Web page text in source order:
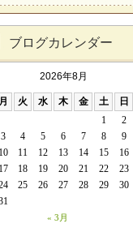
ブログカレンダー
2026年8月
月 火 水 木 金 土
日
1
2
3
4 5 6 7 8
9
10
11 12 13 14 15
16
17
18 19 20 21 22
23
25 26 27 28 29
30
« 3月